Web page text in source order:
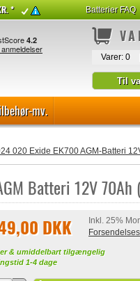
* Batterier FAQ
Varer: 0
mv.
020 Exide EK700 AGM-Batteri
Batteri 12V 70Ah
DKK
Inkl. 25%
& umiddelbart tilgængelig
1-4 dage